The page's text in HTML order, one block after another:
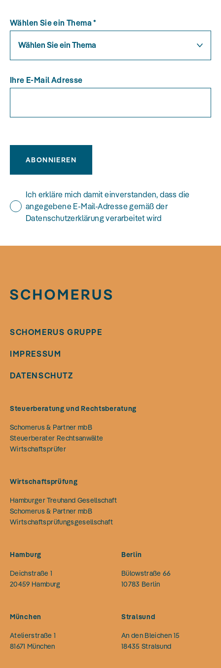
Wählen Sie ein Thema *
Wählen Sie ein Thema
Ihre E-Mail Adresse
ABONNIEREN
Ich erkläre mich damit einverstanden, dass die
angegebene E-Mail-Adresse gemäß der
Datenschutzerklärung verarbeitet wird
SCHOMERUS GRUPPE
IMPRESSUM
DATENSCHUTZ
Steuerberatung und Rechtsberatung
Schomerus & Partner mbB
Steuerberater Rechtsanwälte
Wirtschaftsprüfer
Wirtschaftsprüfung
Hamburger Treuhand Gesellschaft
Schomerus & Partner mbB
Wirtschaftsprüfungsgesellschaft
Hamburg
Deichstraße 1
20459 Hamburg
Berlin
Bülowstraße 66
10783 Berlin
München
Atelierstraße 1
81671 München
Stralsund
An den Bleichen 15
18435 Stralsund